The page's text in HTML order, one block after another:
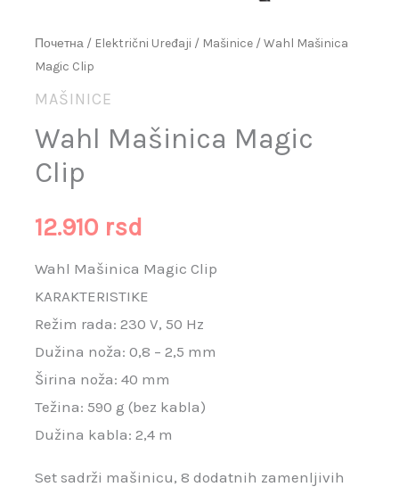
Почетна / Električni Uređaji / Mašinice / Wahl Mašinica
Magic Clip
MAŠINICE
Wahl Mašinica Magic
Clip
12.910 rsd
Wahl Mašinica Magic Clip
KARAKTERISTIKE
Režim rada: 230 V, 50 Hz
Dužina noža: 0,8 – 2,5 mm
Širina noža: 40 mm
Težina: 590 g (bez kabla)
Dužina kabla: 2,4 m
Set sadrži mašinicu, 8 dodatnih zamenljivih